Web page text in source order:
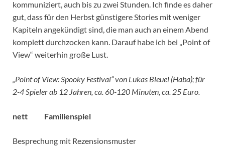
kommuniziert, auch bis zu zwei Stunden. Ich finde es daher
gut, dass für den Herbst günstigere Stories mit weniger
Kapiteln angekündigt sind, die man auch an einem Abend
komplett durchzocken kann. Darauf habe ich bei „Point of
View“ weiterhin große Lust.
„Point of View: Spooky Festival“ von Lukas Bleuel (Haba); für
2-4 Spieler ab 12 Jahren, ca. 60-120 Minuten, ca. 25 Euro.
nett Familienspiel
Besprechung mit Rezensionsmuster